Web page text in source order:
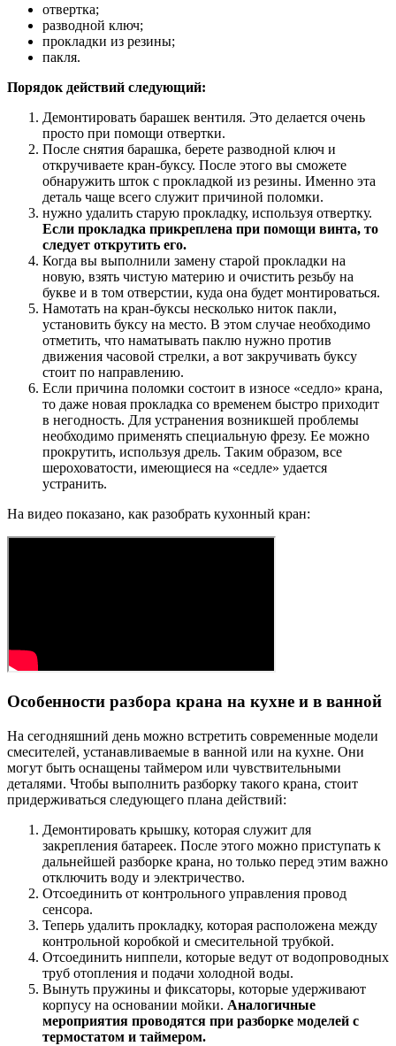
отвертка;
разводной ключ;
прокладки из резины;
пакля.
Порядок действий следующий:
Демонтировать барашек вентиля. Это делается очень
просто при помощи отвертки.
После снятия барашка, берете разводной ключ и
откручиваете кран-буксу. После этого вы сможете
обнаружить шток с прокладкой из резины. Именно эта
деталь чаще всего служит причиной поломки.
нужно удалить старую прокладку, используя отвертку.
Если прокладка прикреплена при помощи винта, то
следует открутить его.
Когда вы выполнили замену старой прокладки на
новую, взять чистую материю и очистить резьбу на
букве и в том отверстии, куда она будет монтироваться.
Намотать на кран-буксы несколько ниток пакли,
установить буксу на место. В этом случае необходимо
отметить, что наматывать паклю нужно против
движения часовой стрелки, а вот закручивать буксу
стоит по направлению.
Если причина поломки состоит в износе «седло» крана,
то даже новая прокладка со временем быстро приходит
в негодность. Для устранения возникшей проблемы
необходимо применять специальную фрезу. Ее можно
прокрутить, используя дрель. Таким образом, все
шероховатости, имеющиеся на «седле» удается
устранить.
На видео показано, как разобрать кухонный кран:
Особенности разбора крана на кухне и в ванной
На сегодняшний день можно встретить современные модели
смесителей, устанавливаемые в ванной или на кухне. Они
могут быть оснащены таймером или чувствительными
деталями. Чтобы выполнить разборку такого крана, стоит
придерживаться следующего плана действий:
Демонтировать крышку, которая служит для
закрепления батареек. После этого можно приступать к
дальнейшей разборке крана, но только перед этим важно
отключить воду и электричество.
Отсоединить от контрольного управления провод
сенсора.
Теперь удалить прокладку, которая расположена между
контрольной коробкой и смесительной трубкой.
Отсоединить ниппели, которые ведут от водопроводных
труб отопления и подачи холодной воды.
Вынуть пружины и фиксаторы, которые удерживают
корпусу на основании мойки. Аналогичные
мероприятия проводятся при разборке моделей с
термостатом и таймером.